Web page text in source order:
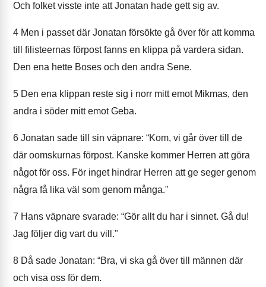
Och folket visste inte att Jonatan hade gett sig av.
4 Men i passet där Jonatan försökte gå över för att komma
till filisteernas förpost fanns en klippa på vardera sidan.
Den ena hette Boses och den andra Sene.
5 Den ena klippan reste sig i norr mitt emot Mikmas, den
andra i söder mitt emot Geba.
6 Jonatan sade till sin väpnare: “Kom, vi går över till de
där oomskurnas förpost. Kanske kommer Herren att göra
något för oss. För inget hindrar Herren att ge seger genom
några få lika väl som genom många."
7 Hans väpnare svarade: “Gör allt du har i sinnet. Gå du!
Jag följer dig vart du vill."
8 Då sade Jonatan: “Bra, vi ska gå över till männen där
och visa oss för dem.